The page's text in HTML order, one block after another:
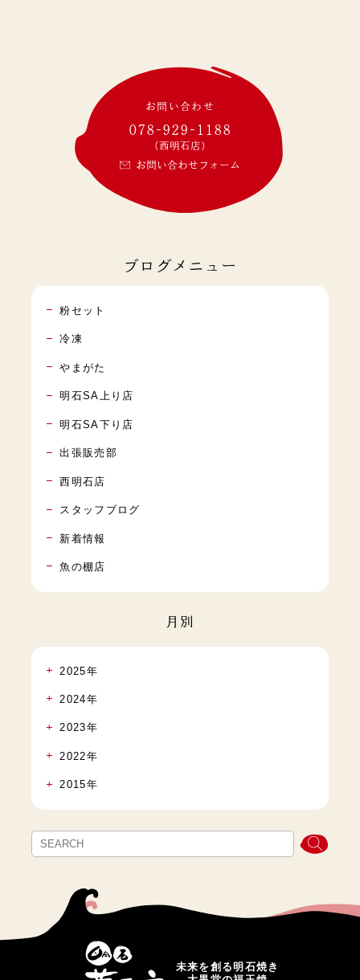
お問い合わせ
078-929-1188
(西明石店)
お問い合わせフォーム
ブログメニュー
粉セット
冷凍
やまがた
明石SA上り店
明石SA下り店
出張販売部
西明石店
スタッフブログ
新着情報
魚の棚店
月別
2025年
2024年
2023年
2022年
2015年
未来を創る明石焼き